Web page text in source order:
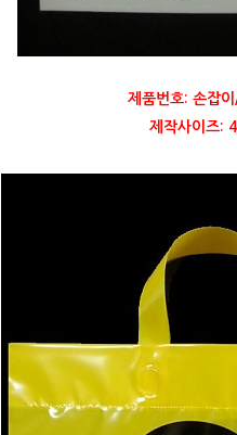
제품번호: 손잡
제작사이즈: